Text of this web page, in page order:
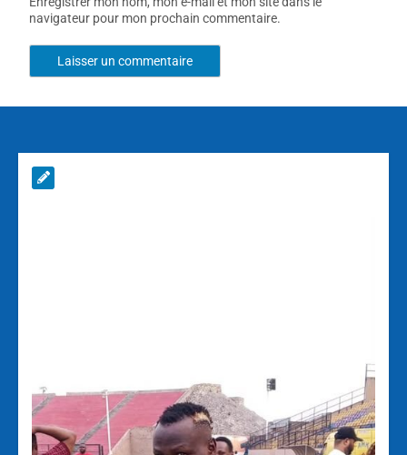
navigateur pour mon prochain commentaire.